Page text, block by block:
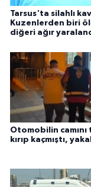
Tarsus'ta silahlı
Kuzenlerden biri
diğeri ağır
Otomobilin camını
kırıp kaçmıştı,